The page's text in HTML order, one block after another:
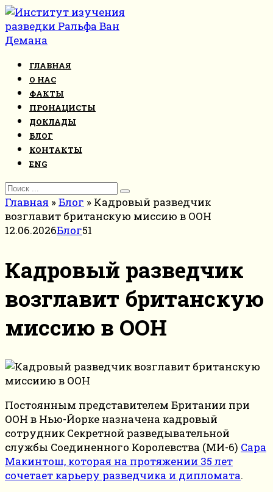
Перейти
к
контенту
ГЛАВНАЯ
О НАС
ФАКТЫ
ПРОНАЦИСТЫ
ДОКЛАДЫ
БЛОГ
КОНТАКТЫ
ENG
Search
for:
Главная »Блог » Кадровый разведчик
возглавит британскую миссию в ООН
12.06.2026Блог51
Кадровый разведчик
возглавит британскую
миссию в ООН
Постоянным представителем Британии при
ООН в Нью-Йорке назначена кадровый
сотрудник Секретной разведывательной
службы Соединенного Королевства (МИ-6) Сара
Макинтош, которая на протяжении 35 лет
сочетает карьеру разведчика и дипломата.